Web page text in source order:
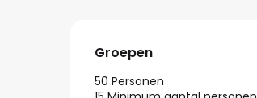
Groepen
Groepen
50 Personen